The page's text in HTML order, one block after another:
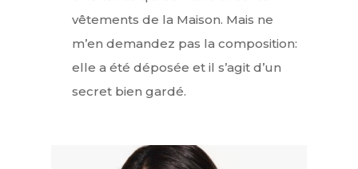
vêtements de la Maison. Mais ne
m’en demandez pas la composition:
elle a été déposée et il s’agit d’un
secret bien gardé.